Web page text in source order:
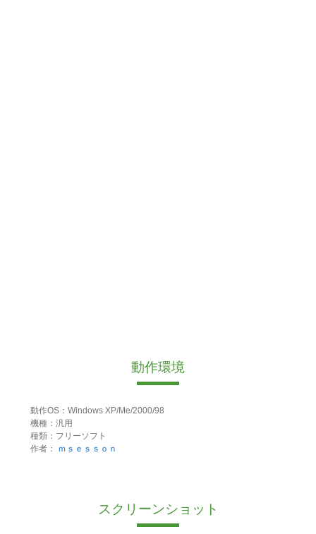
動作環境
動作OS：Windows XP/Me/2000/98
機種：汎用
種類：フリーソフト
作者：
ｍｓｅｓｓｏｎ
スクリーンショット